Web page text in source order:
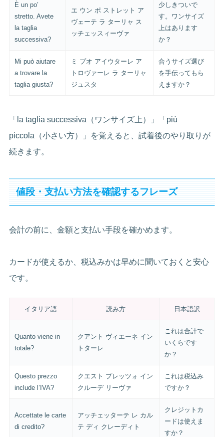
È un po’
stretto. Avete
la taglia
successiva?
エ ウン ポ ストレット ア
ヴェーテ ラ ターリャ ス
ッチェッスィーヴァ
少しきついで
す。ワンサイズ
上はあります
か？
Mi può aiutare
a trovare la
taglia giusta?
ミ プオ アイウターレ ア
トロヴァーレ ラ ターリャ
ジュスタ
合うサイズ選び
を手伝ってもら
えますか？
「la taglia successiva（ワンサイズ上）」「più
piccola（小さい方）」を覚えると、試着後のやり取りが
続きます。
値段・支払い方法を確認するフレーズ
会計の前に、金額と支払い手段を確かめます。
カードが使えるか、税込みかは早めに聞いておくと安心
です。
イタリア語 読み方 日本語訳
Quanto viene in
totale?
クアント ヴィエーネ イン
トターレ
これは合計で
いくらです
か？
Questo prezzo
include l’IVA?
クエスト プレッツォ イン
クルーデ リーヴァ
これは税込み
ですか？
Accettate le carte
di credito?
アッチェッターテ レ カル
テ ディ クレーディト
クレジットカ
ードは使えま
すか？